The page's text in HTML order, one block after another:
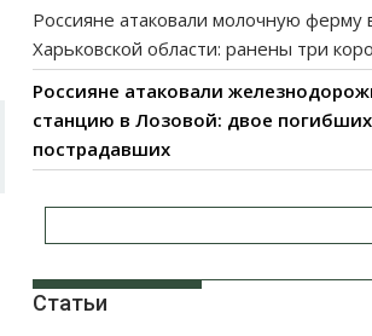
Россияне атаковали молочную ферму
Харьковской области: ранены три
Россияне атаковали
станцию в Лозовой: двое
пострадавших
Статьи